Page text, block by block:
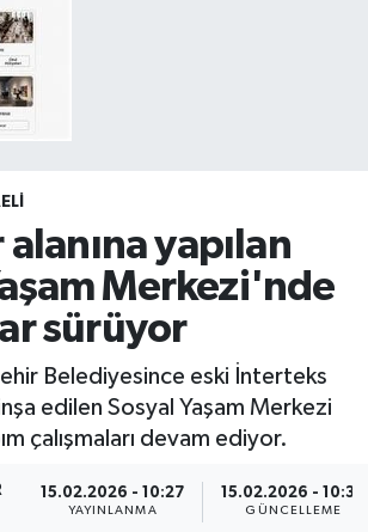
alanına yapılan
Merkezi'nde
sürüyor
Belediyesince eski İnterteks
edilen Sosyal Yaşam Merkezi
çalışmaları devam ediyor.
15.02.2026 - 10:27
YAYINLANMA
15.02.2026 - 10:30
GÜNCELLEME